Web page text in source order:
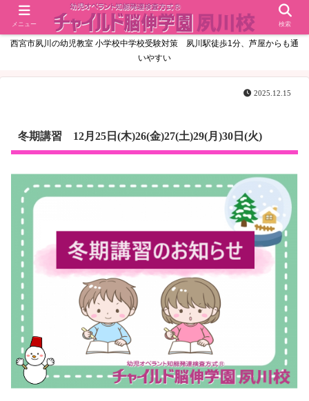
西宮市夙川の幼児教室 小学校中学校受験対策 夙川駅徒歩1分、芦屋からも通
いやすい
2025.12.15
冬期講習 12月25日(木)26(金)27(土)29(月)30日(火)
メニュー 検索